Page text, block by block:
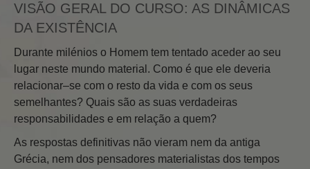
VISÃO GERAL DO CURSO: AS DINÂMICAS
DA EXISTÊNCIA
Durante milénios o Homem tem tentado aceder ao seu
lugar neste mundo material. Como é que ele deveria
relacionar–se com o resto da vida e com os seus
semelhantes? Quais são as suas verdadeiras
responsabilidades e em relação a quem?
As respostas definitivas não vieram nem da antiga
Grécia, nem dos pensadores materialistas dos tempos